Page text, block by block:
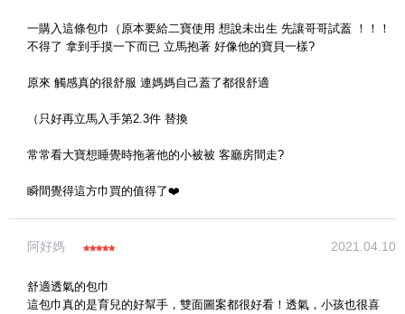
一購入這條包巾（原本要給二寶使用 想說未出生 先讓哥哥試蓋 ！！！
不得了 拿到手摸一下而已 立馬抱著 好像他的寶貝一樣?
原來 觸感真的很舒服 連媽媽自己蓋了都很舒適
（只好再立馬入手第2.3件 替換
常常看大寶想睡覺時拖著他的小被被 客廳房間走?
瞬間覺得這方巾買的值得了❤️
阿好媽 2021.04.10
舒適透氣的包巾
這包巾真的是育兒的好幫手，雙面圖案都很好看！透氣，小孩也很喜